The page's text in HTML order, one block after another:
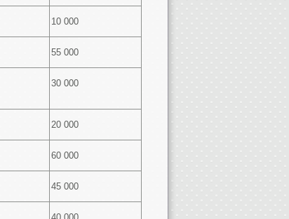
10 000
55 000
30 000
20 000
60 000
45 000